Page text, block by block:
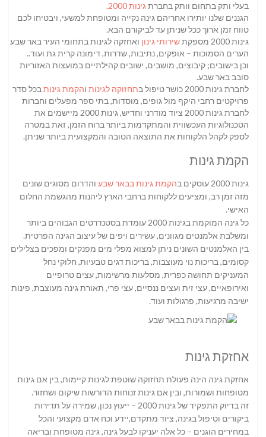
בעלי ותק בתחום וותק בחברתגינות 2000
.
הגננים שלנו יותירו אחריהם גינה נקייה ומטופחת למשעי, ויבטיחו לכם
טווח זמן ארוך ככל שניתן עד לביקורם הבא.
גינות 2000 מספקת
שירותי גינון ואחזקה לגינות בתחומי העיר באר שבע,
הערים הסמוכות – אופקים, נתיבות, שדרות, דימונה קרית גת ועוד..
וכן בישובים; קיבוצים, מושבים, ישובים קהילתיים במועצות האזוריות
סובב באר שבע.
לחברת גינות 2000 כושר טיפול ב
תחזוקה לגינות והקמת גינות בכל סדר
פרויקטים רחבי היקף מול גופים, מוסדות, בתי ספר מפעלים וחברות
לחברת גינות 2000 ציוד מודרני וחדיש, גינות 2000 מיישמים את
הטכנולוגיות העכשווית והמתקדמות ביותר ברוח הזמן, זאת במטרה
לספק לקהל הלקוחות את התוצאה הטובה והמקצועית ביותר שניתן.
הקמת גינות
גינות 2000 עוסקים ב הקמת גינות בבאר שבע והדרום מסוגים שונים
מזה זמן רב, ומציעים ללקוחות ברחבי הארץ ליהנות מהגשמת החלום
האישי.
כל גינה המוקמת בגינות 2000 עומדת בסטנדרטים הגבוהים ביותר
ומשלבת אלמנטים מגוונים, עשירים ויפים של עיצוב הגינה הפרטית.
בין האלמנטים השונים ניתן למצוא מפלי מים מפנקים ומפכים בצלילים
קסומים, בריכות נוי מעוצבות, בריכות דגים טבעיות, חלוקי נחל
המעניקים תחושה כפרית, מסלעות מרשימות, עצים טרופיים
ואירופאיים, עצי זית ועצים ננסיים, עצי פרי, תאורת גינה מעוצבת, פינות
ישיבה מרגיעות, פרגולות ועוד.
אחזקת גינות
אחזקת גינה הינה פעולת תחזוקה שוטפת לגינות קיימות, בין אם גינות
מטופחות ושמורות, ובין אם גינות זנוחות הדורשות שיקום ושחזור.
זה בדיוק התפקיד של גינות 2000 – ייעוץ נכון, שמירה על תדירות
ביקורים וטיפול בגינה, ציוד מתקדם,יידע וכח אדם מקצועי והכל
במחירים הוגנים – כל אלה יעניקו לבעל גינה, גינה מטופחת ובריאה